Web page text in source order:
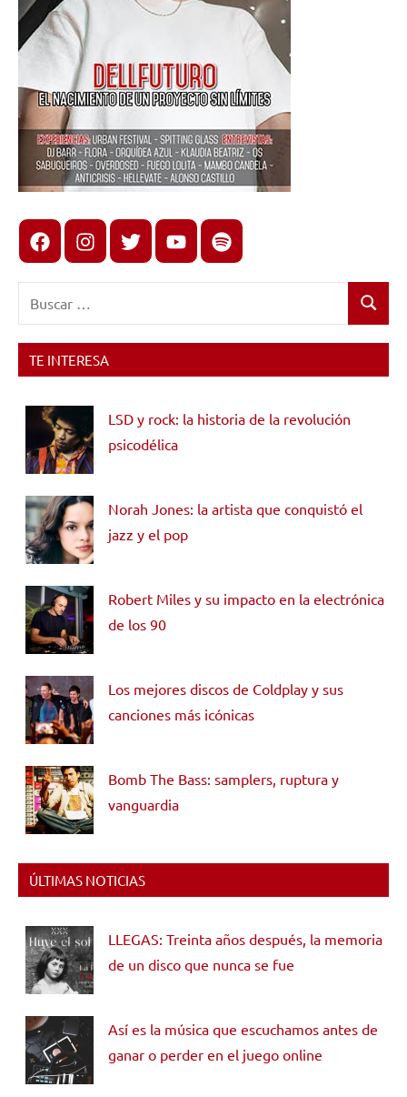
FacebookInstagram
X youtubespotify
Buscar
TE INTERESA
LSD y rock: la historia de la revolución
psicodélica
Norah Jones: la artista que conquistó el
jazz y el pop
Robert Miles y su impacto en la electrónica
de los 90
Los mejores discos de Coldplay y sus
canciones más icónicas
Bomb The Bass: samplers, ruptura y
vanguardia
ÚLTIMAS NOTICIAS
LLEGAS: Treinta años después, la memoria
de un disco que nunca se fue
Así es la música que escuchamos antes de
ganar o perder en el juego online